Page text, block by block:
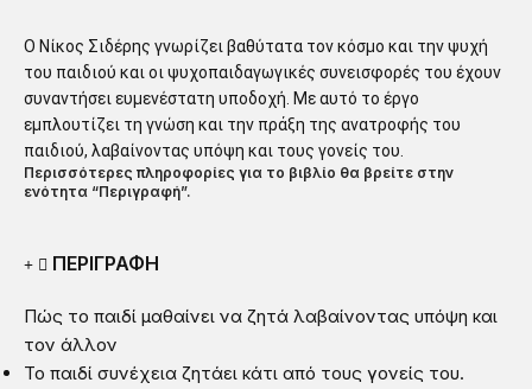
Ο Νίκος Σιδέρης γνωρίζει βαθύτατα τον κόσμο και την ψυχή
του παιδιού και οι ψυχοπαιδαγωγικές συνεισφορές του έχουν
συναντήσει ευμενέστατη υποδοχή. Με αυτό το έργο
εμπλουτίζει τη γνώση και την πράξη της ανατροφής του
παιδιού, λαβαίνοντας υπόψη και τους γονείς του.
Περισσότερες πληροφορίες για το βιβλίο θα βρείτε στην
ενότητα “Περιγραφή”.
ΠΕΡΙΓΡΑΦΗ
Πώς το παιδί μαθαίνει να ζητά λαβαίνοντας υπόψη και
τον άλλον
Το παιδί συνέχεια ζητάει κάτι από τους γονείς του.